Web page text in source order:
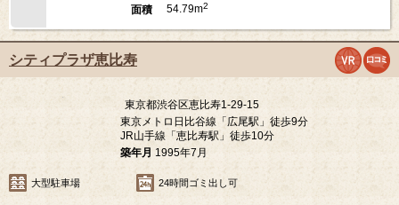
1億3,999万円
所在階
間取り
1SLDK+SIC
面積
54.79m
シティプラザ恵比寿
東京都渋谷区恵比寿1-29-15